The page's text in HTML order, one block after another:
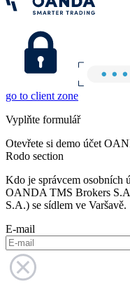
go to client zone
Vyplňte formulář
Otevřete si demo účet
Rodo section
Kdo je správcem osobních
OANDA TMS Brokers
S.A.) se sídlem ve Varšavě.
E-mail